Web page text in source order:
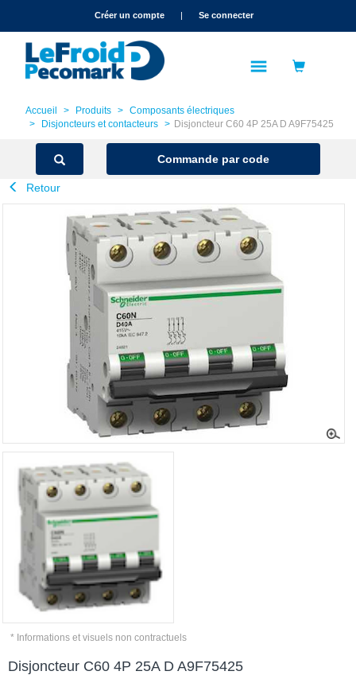
text.skipToNavigationCréer un compte | Se connecter
Accueil Produits
Composants électriques
Disjoncteurs et contacteurs
Disjoncteur C60 4P 25A D A9F75425
Commande par code
Retour
* Informations et visuels non contractuels
Disjoncteur C60 4P 25A D A9F75425